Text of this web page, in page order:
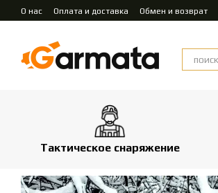
Перейти к основному контенту
О нас Оплата и доставка Обмен и возврат
Тактическое снаряжение